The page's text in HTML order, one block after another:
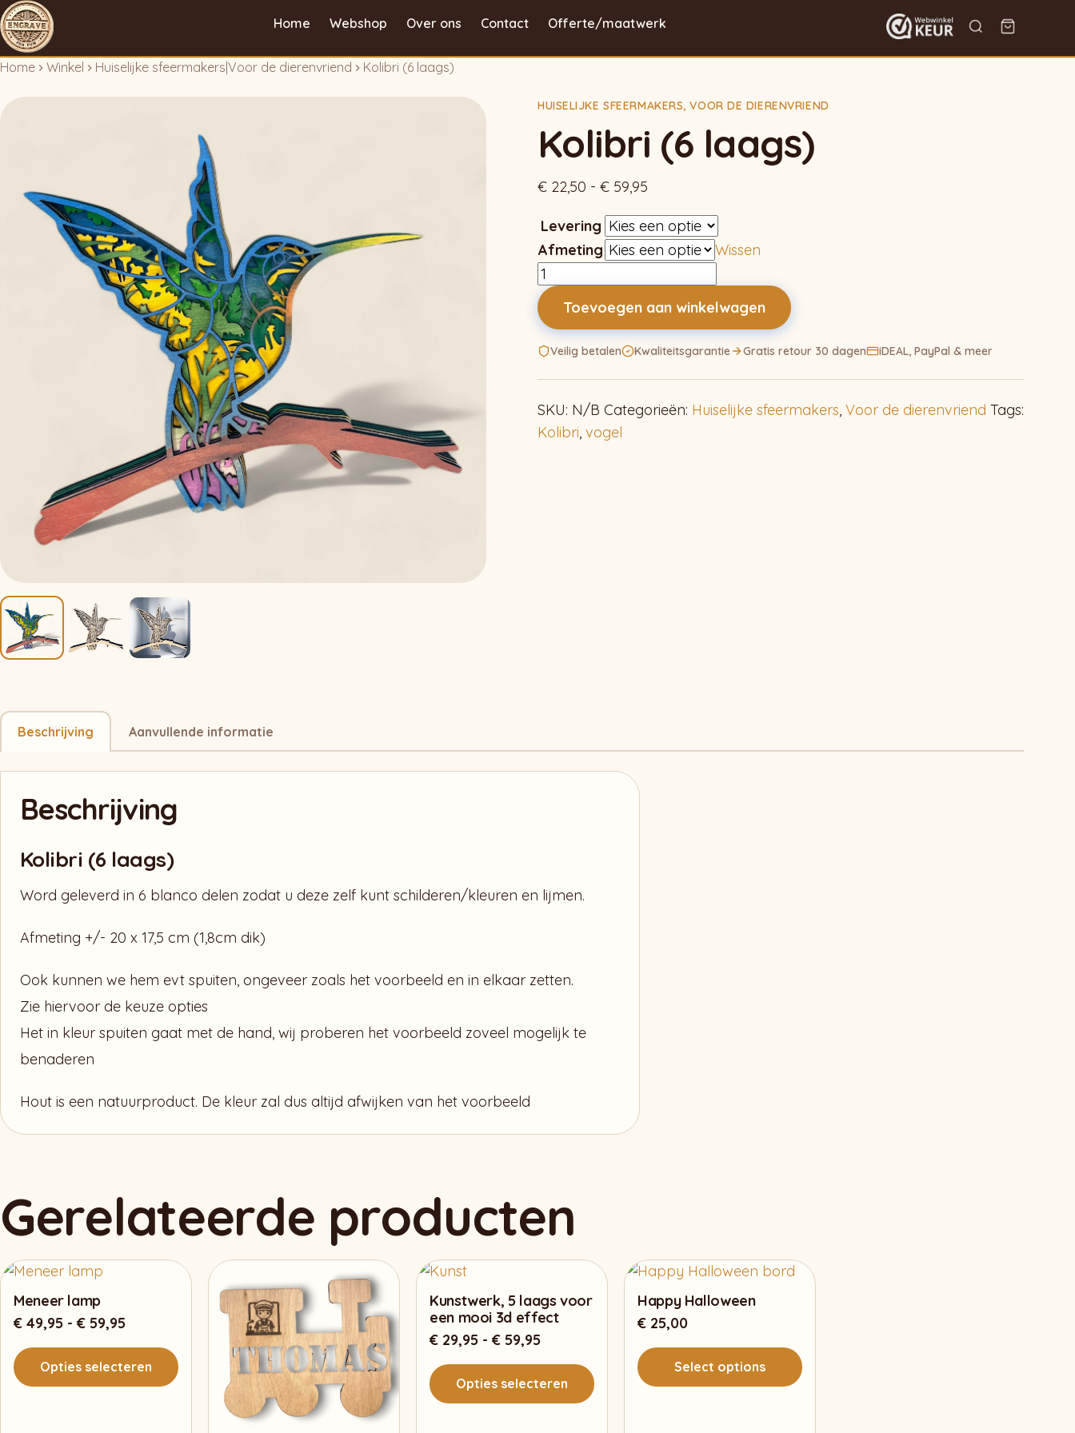
Home Webshop Over ons Contact Offerte/maatwerk
Home Winkel Huiselijke sfeermakers Voor de dierenvriend Kolibri (6 laags)
HUISELIJKE SFEERMAKERS,VOOR DE DIERENVRIEND
Kolibri (6 laags)
€ 22,50 - € 59,95
tot
€ 59,95
Levering
Afmeting
Wissen
Kolibri
(6
laags)
aantal
Toevoegen aan winkelwagen
Veilig betalen Kwaliteitsgarantie Gratis retour 30 dagen iDEAL, PayPal & meer
SKU: N/B Categorieën: Huiselijke sfeermakers, Voor de dierenvriend Tags:
Kolibri, vogel
Beschrijving Aanvullende informatie
Beschrijving
Kolibri (6 laags)
Word geleverd in 6 blanco delen zodat u deze zelf kunt schilderen/kleuren en lijmen.
Afmeting +/- 20 x 17,5 cm (1,8cm dik)
Ook kunnen we hem evt spuiten, ongeveer zoals het voorbeeld en in elkaar zetten.
Zie hiervoor de keuze opties
Het in kleur spuiten gaat met de hand, wij proberen het voorbeeld zoveel mogelijk te
benaderen
Hout is een natuurproduct. De kleur zal dus altijd afwijken van het voorbeeld
Gerelateerde producten
Meneer lamp
€ 49,95 - € 59,95Prijsklasse:
€ 49,95
tot
€ 59,95
Opties selecteren
Kunstwerk, 5 laags voor
een mooi 3d effect
€ 29,95 - € 59,95Prijsklasse:
€ 29,95
tot
€ 59,95
Opties selecteren
Happy Halloween
€ 25,00
Select options